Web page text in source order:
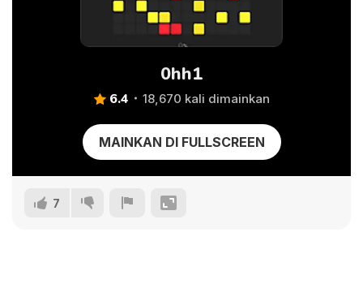
0hh1
6.4 18,670 kali dimainkan
MAINKAN DI FULLSCREEN
7